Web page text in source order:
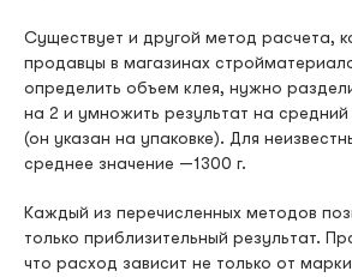
Существует и другой метод расчета,
продавцы в магазинах
определить объем клея, нужно
на 2 и умножить результат на
(он указан на упаковке). Для
среднее значение —1300 г.
Каждый из перечисленных методов
только приблизительный результат.
что расход зависит не только от